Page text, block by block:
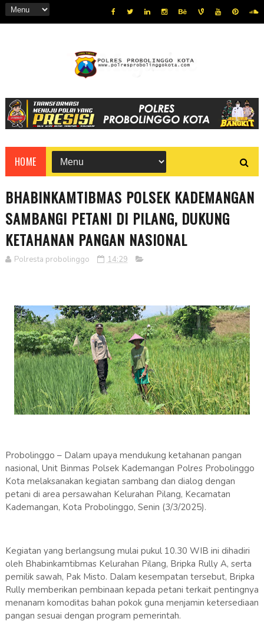
HOME
BHABINKAMTIBMAS POLSEK KADEMANGAN
SAMBANGI PETANI DI PILANG, DUKUNG
KETAHANAN PANGAN NASIONAL
Polresta probolinggo 14:29
Probolinggo – Dalam upaya mendukung ketahanan pangan
nasional, Unit Binmas Polsek Kademangan Polres Probolinggo
Kota melaksanakan kegiatan sambang dan dialog dengan
petani di area persawahan Kelurahan Pilang, Kecamatan
Kademangan, Kota Probolinggo, Senin (3/3/2025).
Kegiatan yang berlangsung mulai pukul 10.30 WIB ini dihadiri
oleh Bhabinkamtibmas Kelurahan Pilang, Bripka Rully A, serta
pemilik sawah, Pak Misto. Dalam kesempatan tersebut, Bripka
Rully memberikan pembinaan kepada petani terkait pentingnya
menanam komoditas bahan pokok guna menjamin ketersediaan
pangan sesuai dengan program pemerintah.